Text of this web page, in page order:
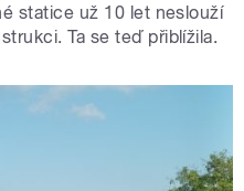
statice už 10 let neslouží
Ta se teď přiblížila.